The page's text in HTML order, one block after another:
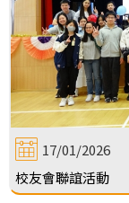
17/01/2026
校友會聯誼活動